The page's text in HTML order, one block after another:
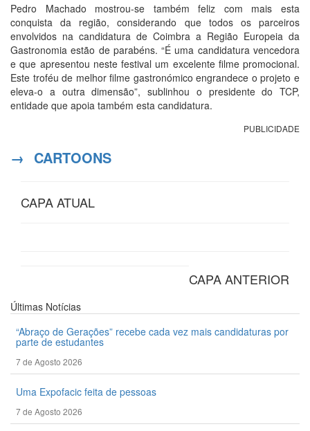
Pedro Machado mostrou-se também feliz com mais esta
conquista da região, considerando que todos os parceiros
envolvidos na candidatura de Coimbra a Região Europeia da
Gastronomia estão de parabéns. “É uma candidatura vencedora
e que apresentou neste festival um excelente filme promocional.
Este troféu de melhor filme gastronómico engrandece o projeto e
eleva-o a outra dimensão”, sublinhou o presidente do TCP,
entidade que apoia também esta candidatura.
PUBLICIDADE
→ CARTOONS
CAPA ATUAL
CAPA ANTERIOR
Últimas Notícias
“Abraço de Gerações” recebe cada vez mais candidaturas por
parte de estudantes
7 de Agosto 2026
Uma Expofacic feita de pessoas
7 de Agosto 2026